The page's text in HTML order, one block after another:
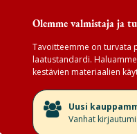
Olemme valmistaja ja
Tavoitteemme on turvata
laatustandardi.
kestävien materiaalien
​Uusi
Vanhat